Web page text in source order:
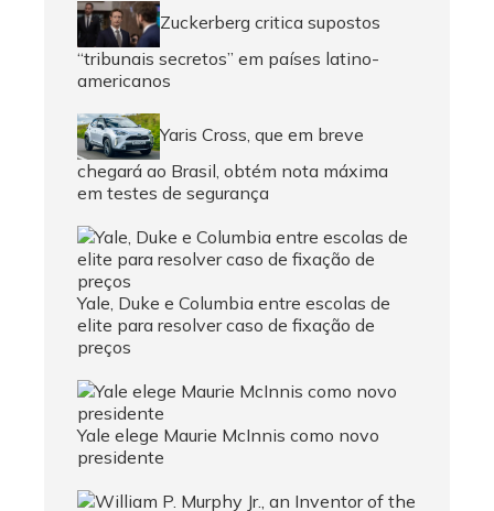
Zuckerberg critica supostos
“tribunais secretos” em países latino-
americanos
Yaris Cross, que em breve
chegará ao Brasil, obtém nota máxima
em testes de segurança
Yale, Duke e Columbia entre escolas de
elite para resolver caso de fixação de
preços
Yale elege Maurie McInnis como novo
presidente